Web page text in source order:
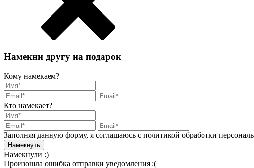
Намекни другу на подарок
Кому намекаем?
Кто намекает?
Заполняя данную форму, я соглашаюсь с политикой обработки
Намекнули :)
Произошла ошибка отправки уведомления :(